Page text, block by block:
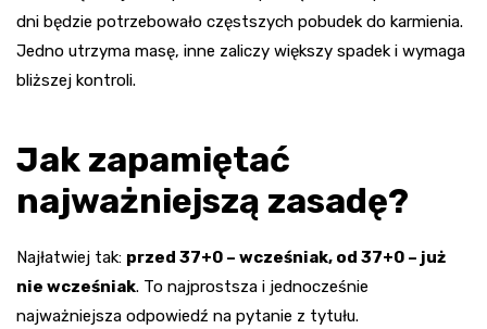
dni będzie potrzebowało częstszych pobudek do karmienia.
Jedno utrzyma masę, inne zaliczy większy spadek i wymaga
bliższej kontroli.
Jak zapamiętać
najważniejszą zasadę?
Najłatwiej tak: przed 37+0 – wcześniak, od 37+0 – już
nie wcześniak. To najprostsza i jednocześnie
najważniejsza odpowiedź na pytanie z tytułu.